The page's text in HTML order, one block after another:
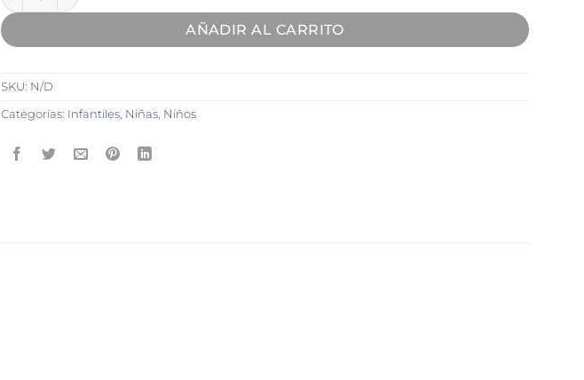
AÑADIR AL CARRITO
SKU: N/D
Categorías: Infantiles, Niñas, Niños